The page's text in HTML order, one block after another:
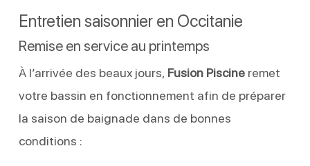
Entretien saisonnier en Occitanie
Remise en service au printemps
À l’arrivée des beaux jours, Fusion Piscineremet
votre bassin en fonctionnement afin de préparer
la saison de baignade dans de bonnes
conditions :